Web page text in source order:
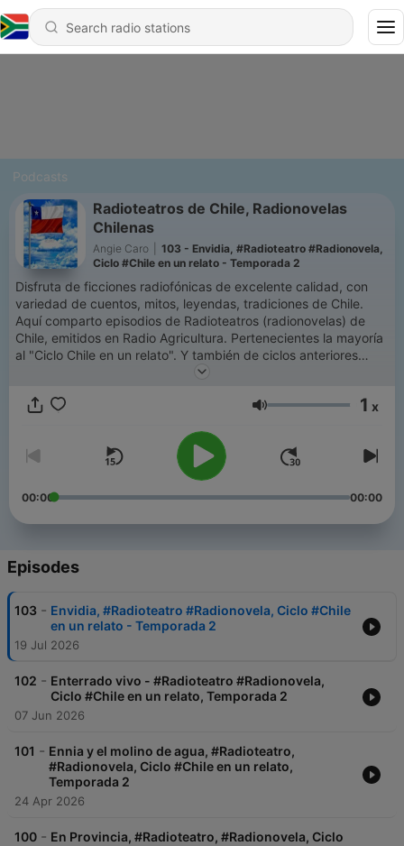
Podcasts
Radioteatros de Chile, Radionovelas
Chilenas
Angie Caro
103 - Envidia, #Radioteatro #Radionovela,
Ciclo #Chile en un relato - Temporada 2
Disfruta de ficciones radiofónicas de excelente calidad, con
variedad de cuentos, mitos, leyendas, tradiciones de Chile.
Aquí comparto episodios de Radioteatros (radionovelas) de
Chile, emitidos en Radio Agricultura. Pertenecientes la mayoría
al "Ciclo Chile en un relato". Y también de ciclos anteriores
como: "Cuentos de misterio", "Historias fantásticas".
Volume 1 x
00:00 00:00
Episodes
103 - Envidia, #Radioteatro #Radionovela, Ciclo #Chile
en un relato - Temporada 2
19 Jul 2026
102 - Enterrado vivo - #Radioteatro #Radionovela,
Ciclo #Chile en un relato, Temporada 2
07 Jun 2026
101 - Ennia y el molino de agua, #Radioteatro,
#Radionovela, Ciclo #Chile en un relato,
Temporada 2
24 Apr 2026
100 - En Provincia, #Radioteatro, #Radionovela, Ciclo